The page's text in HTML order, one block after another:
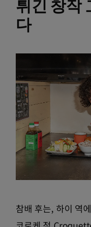
튀긴 창작
다
참배 후는, 하이 역